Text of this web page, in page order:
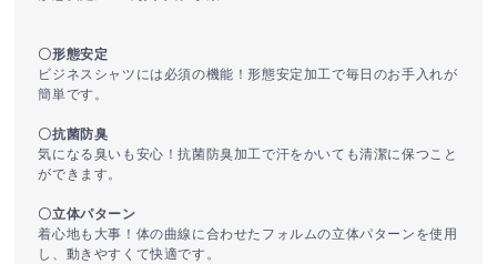
〇形態安定
ビジネスシャツには必須の機能！形態安定加工で毎日のお手入れが
簡単です。
〇抗菌防臭
気になる臭いも安心！抗菌防臭加工で汗をかいても清潔に保つこと
ができます。
〇立体パターン
着心地も大事！体の曲線に合わせたフォルムの立体パターンを使用
し、動きやすくて快適です。